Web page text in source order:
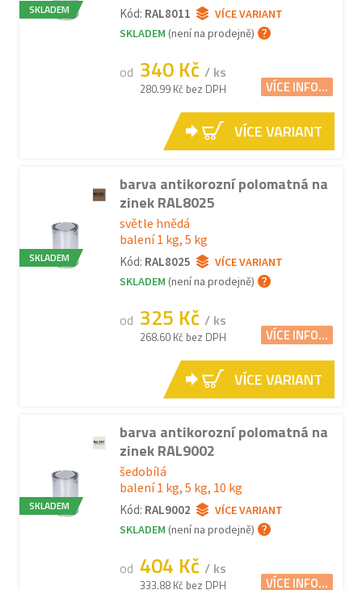
SKLADEM Kód: RAL8011
VÍCE VARIANT
SKLADEM (není na prodejně)
od 340 Kč / ks
280.99 Kč bez DPH VÍCE INFO...
VÍCE VARIANT
SKLADEM
barva antikorozní polomatná na
zinek RAL8025
světle hnědá
balení 1 kg, 5 kg
Kód: RAL8025
VÍCE VARIANT
SKLADEM (není na prodejně)
od 325 Kč / ks
268.60 Kč bez DPH VÍCE INFO...
VÍCE VARIANT
SKLADEM
barva antikorozní polomatná na
zinek RAL9002
šedobílá
balení 1 kg, 5 kg, 10 kg
Kód: RAL9002
VÍCE VARIANT
SKLADEM (není na prodejně)
od 404 Kč / ks
333.88 Kč bez DPH VÍCE INFO...